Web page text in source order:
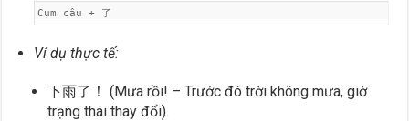
Cụm câu + 了
Ví dụ thực tế:
下雨了！ (Mưa rồi! – Trước đó trời không mưa, giờ
trạng thái thay đổi).